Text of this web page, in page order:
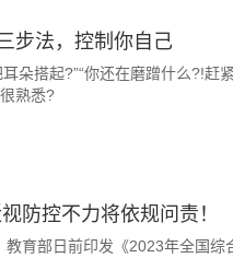
步法，控制你自己
朵搭起?”“你还在磨蹭什么?!
熟悉?
防控不力将依规问责！
部日前印发《2023年全国综